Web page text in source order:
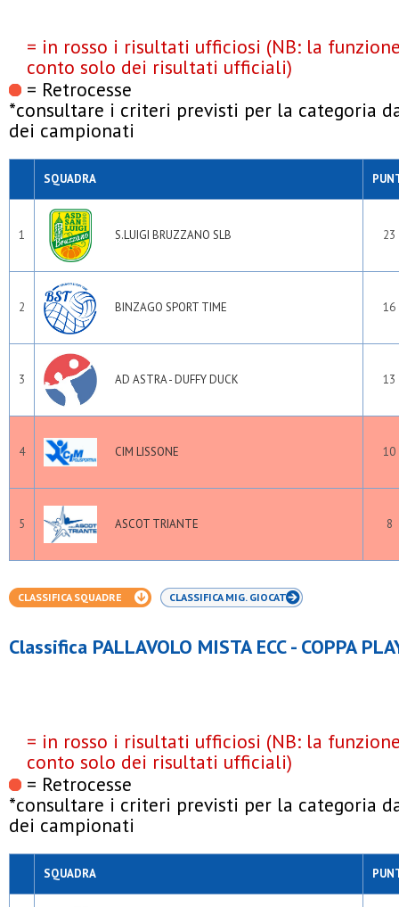
= in rosso i risultati ufficiosi (NB: la
conto solo dei risultati ufficiali)
= Retrocesse
*consultare i criteri previsti per la categoria
dei campionati
SQUADRA
1 S.LUIGI BRUZZANO SLB 23
2 BINZAGO SPORT TIME 16
3 AD ASTRA - DUFFY DUCK 13
4 CIM LISSONE 10
5 ASCOT TRIANTE 8
CLASSIFICA SQUADRE CLASSIFICA MIG. GIOCAT.
Classifica PALLAVOLO MISTA ECC - COPPA
= in rosso i risultati ufficiosi (NB: la
conto solo dei risultati ufficiali)
= Retrocesse
*consultare i criteri previsti per la categoria
dei campionati
SQUADRA